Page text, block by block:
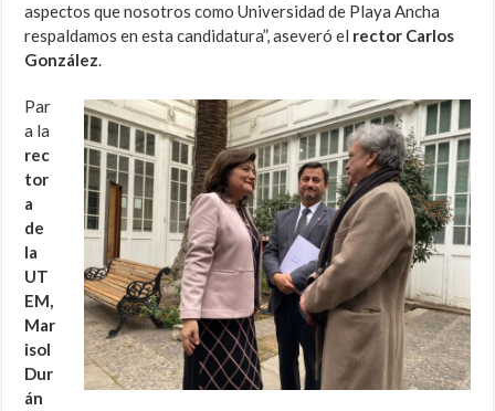
aspectos que nosotros como Universidad de Playa Ancha
respaldamos en esta candidatura”, aseveró el rector Carlos
González.
Par
a la
rec
tor
a
de
la
UT
EM,
Mar
isol
Dur
án